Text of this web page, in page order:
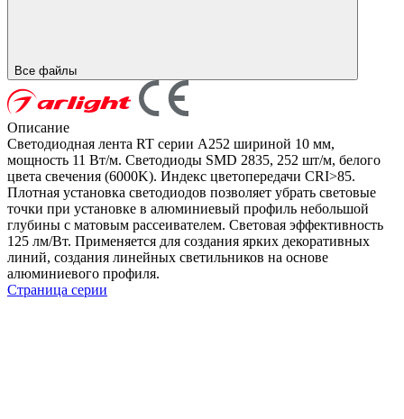
Все файлы
Описание
Светодиодная лента RT серии A252 шириной 10 мм,
мощность 11 Вт/м. Светодиоды SMD 2835, 252 шт/м, белого
цвета свечения (6000K). Индекс цветопередачи CRI>85.
Плотная установка светодиодов позволяет убрать световые
точки при установке в алюминиевый профиль небольшой
глубины с матовым рассеивателем. Световая эффективность
125 лм/Вт. Применяется для создания ярких декоративных
линий, создания линейных светильников на основе
алюминиевого профиля.
Страница серии